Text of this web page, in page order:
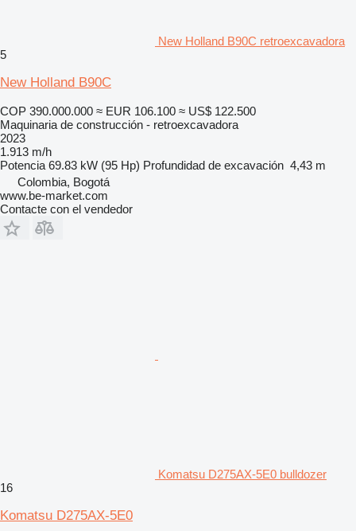
New Holland B90C retroexcavadora
5
New Holland B90C
COP 390.000.000 ≈ EUR 106.100 ≈ US$ 122.500
Maquinaria de construcción - retroexcavadora
2023
1.913 m/h
Potencia 69.83 kW (95 Hp) Profundidad de excavación 4,43 m
Colombia, Bogotá
www.be-market.com
Contacte con el vendedor
Komatsu D275AX-5E0 bulldozer
16
Komatsu D275AX-5E0